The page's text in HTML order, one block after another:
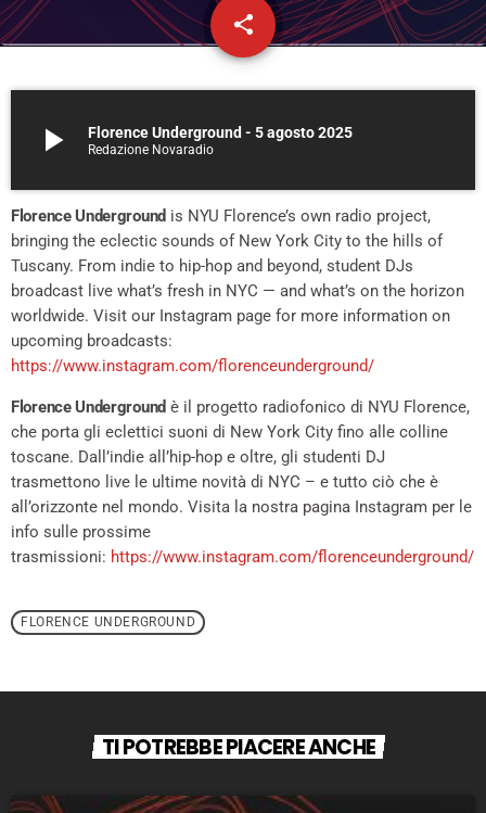
share
email
play_arrow Florence Underground - 5 agosto 2025
Redazione Novaradio
Florence Underground is NYU Florence’s own radio project,
bringing the eclectic sounds of New York City to the hills of
Tuscany. From indie to hip-hop and beyond, student DJs
broadcast live what’s fresh in NYC — and what’s on the horizon
worldwide. Visit our Instagram page for more information on
upcoming broadcasts:
https://www.instagram.com/florenceunderground/
Florence Underground è il progetto radiofonico di NYU Florence,
che porta gli eclettici suoni di New York City fino alle colline
toscane. Dall’indie all’hip-hop e oltre, gli studenti DJ
trasmettono live le ultime novità di NYC – e tutto ciò che è
all’orizzonte nel mondo. Visita la nostra pagina Instagram per le
info sulle prossime
trasmissioni: https://www.instagram.com/florenceunderground/
FLORENCE UNDERGROUND
TI POTREBBE PIACERE ANCHE